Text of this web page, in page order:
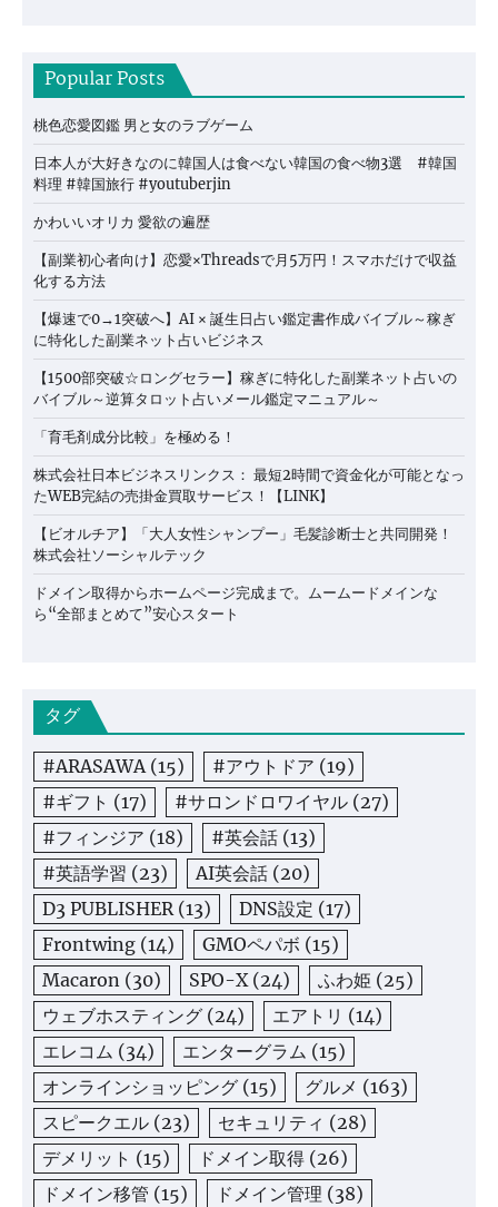
Popular Posts
桃色恋愛図鑑 男と女のラブゲーム
日本人が大好きなのに韓国人は食べない韓国の食べ物3選 #韓国
料理 #韓国旅行 #youtuberjin
かわいいオリカ 愛欲の遍歴
【副業初心者向け】恋愛×Threadsで月5万円！スマホだけで収益
化する方法
【爆速で0→1突破へ】AI × 誕生日占い鑑定書作成バイブル～稼ぎ
に特化した副業ネット占いビジネス
【1500部突破☆ロングセラー】稼ぎに特化した副業ネット占いの
バイブル～逆算タロット占いメール鑑定マニュアル～
「育毛剤成分比較」を極める！
株式会社日本ビジネスリンクス： 最短2時間で資金化が可能となっ
たWEB完結の売掛金買取サービス！【LINK】
【ビオルチア】「大人女性シャンプー」毛髪診断士と共同開発！
株式会社ソーシャルテック
ドメイン取得からホームページ完成まで。ムームードメインな
ら“全部まとめて”安心スタート
タグ
#ARASAWA (15) #アウトドア (19)
#ギフト (17) #サロンドロワイヤル (27)
#フィンジア (18) #英会話 (13)
#英語学習 (23) AI英会話 (20)
D3 PUBLISHER (13) DNS設定 (17)
Frontwing (14) GMOペパボ (15)
Macaron (30) SPO-X (24) ふわ姫 (25)
ウェブホスティング (24) エアトリ (14)
エレコム (34) エンターグラム (15)
オンラインショッピング (15) グルメ (163)
スピークエル (23) セキュリティ (28)
デメリット (15) ドメイン取得 (26)
ドメイン移管 (15) ドメイン管理 (38)